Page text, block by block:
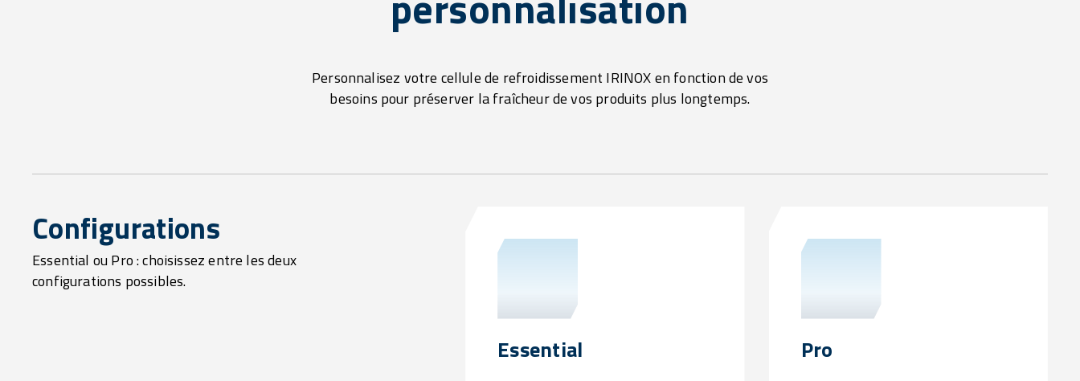
Personnalisez votre cellule de refroidissement IRINOX en fonction de vos
besoins pour préserver la fraîcheur de vos produits plus longtemps.
Configurations
Essential ou Pro : choisissez entre les deux
configurations possibles.
Essential Pro